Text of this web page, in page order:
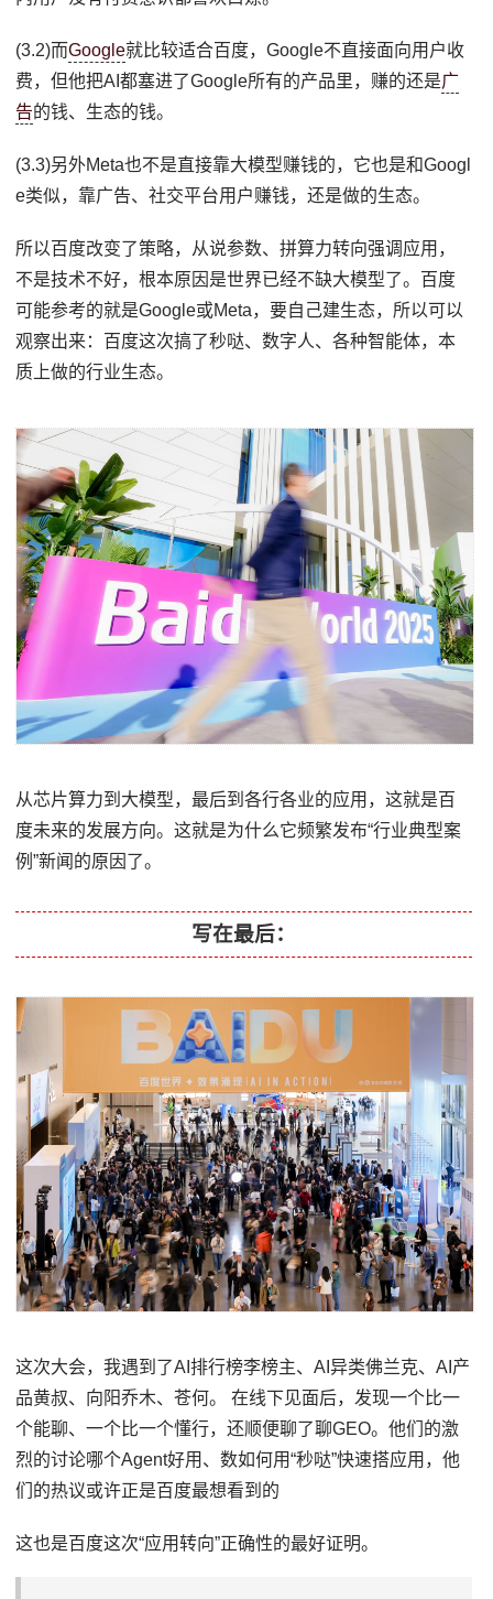
(3.2)而Google就比较适合百度，Google不直接面向用户收
费，但他把AI都塞进了Google所有的产品里，赚的还是广
告的钱、生态的钱。
(3.3)另外Meta也不是直接靠大模型赚钱的，它也是和Googl
e类似，靠广告、社交平台用户赚钱，还是做的生态。
所以百度改变了策略，从说参数、拼算力转向强调应用，
不是技术不好，根本原因是世界已经不缺大模型了。百度
可能参考的就是Google或Meta，要自己建生态，所以可以
观察出来：百度这次搞了秒哒、数字人、各种智能体，本
质上做的行业生态。
从芯片算力到大模型，最后到各行各业的应用，这就是百
度未来的发展方向。这就是为什么它频繁发布“行业典型案
例”新闻的原因了。
写在最后：
这次大会，我遇到了AI排行榜李榜主、AI异类佛兰克、AI产
品黄叔、向阳乔木、苍何。 在线下见面后，发现一个比一
个能聊、一个比一个懂行，还顺便聊了聊GEO。他们的激
烈的讨论哪个Agent好用、数如何用“秒哒”快速搭应用，他
们的热议或许正是百度最想看到的
这也是百度这次“应用转向”正确性的最好证明。